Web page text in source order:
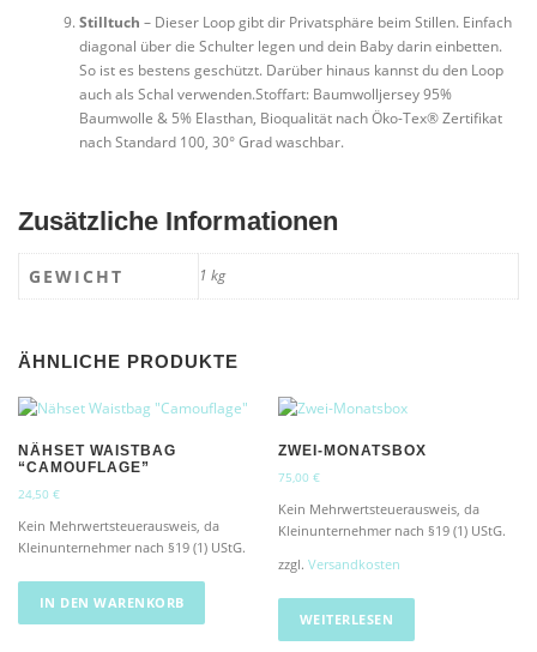
Stilltuch – Dieser Loop gibt dir Privatsphäre beim Stillen. Einfach
diagonal über die Schulter legen und dein Baby darin einbetten.
So ist es bestens geschützt. Darüber hinaus kannst du den Loop
auch als Schal verwenden.Stoffart: Baumwolljersey 95%
Baumwolle & 5% Elasthan, Bioqualität nach Öko-Tex® Zertifikat
nach Standard 100, 30° Grad waschbar.
Zusätzliche Informationen
GEWICHT 1 kg
ÄHNLICHE PRODUKTE
NÄHSET WAISTBAG
“CAMOUFLAGE”
24,50 €
Kein Mehrwertsteuerausweis, da
Kleinunternehmer nach §19 (1) UStG.
IN DEN WARENKORB
ZWEI-MONATSBOX
75,00€
Kein Mehrwertsteuerausweis, da
Kleinunternehmer nach §19 (1) UStG.
zzgl.Versandkosten
WEITERLESEN